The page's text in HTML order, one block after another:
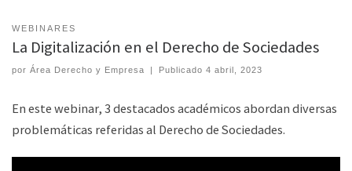
WEBINARES
La Digitalización en el Derecho de Sociedades
por Área Derecho y Empresa | Publicado4 abril, 2023
En este webinar, 3 destacados académicos abordan diversas
problemáticas referidas al Derecho de Sociedades.